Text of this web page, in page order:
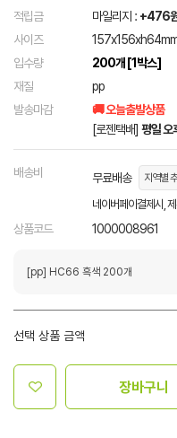
적립금 마일리지 : +476
사이즈
입수량
200개 [1박스]
재질
pp
발송마감
🚚 오늘출발상품
[로젠택배] 평일 오
배송비 무료배송 지역별
네이버페이결제시,
상품코드 1000008961
[pp] HC66 흑색 200개
선택 상품 금액
장바구니